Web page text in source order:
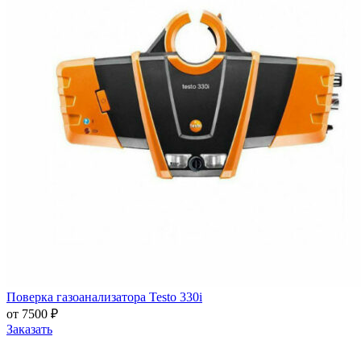
Поверка газоанализатора Testo 330i
от 7500 ₽
Заказать